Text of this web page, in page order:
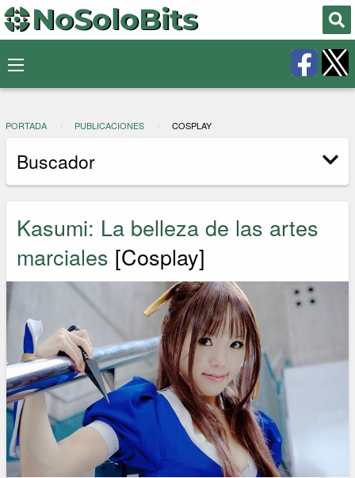
PORTADA PUBLICACIONES COSPLAY
Buscador
Kasumi: La belleza de las artes
marciales [Cosplay]